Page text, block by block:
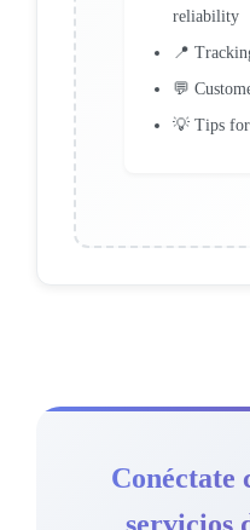
reliability
📍
💬
💡 Tips
Conéctate